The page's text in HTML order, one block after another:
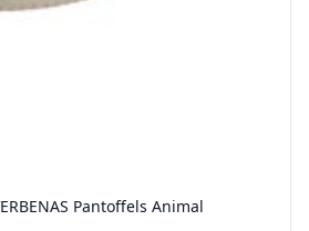
Pantoffels Animal